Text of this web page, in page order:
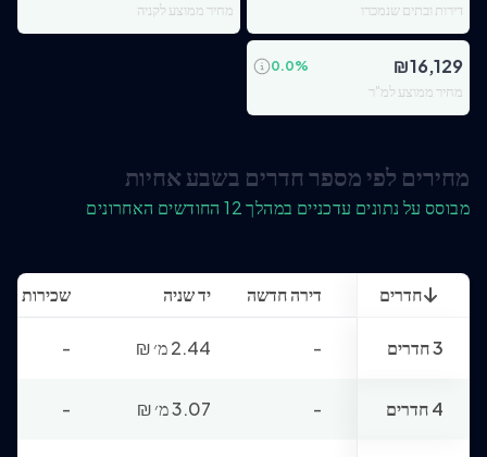
דירות ובתים שנמכרו מחיר ממוצע לקניה
₪16,129
0.0%
מחיר ממוצע למ"ר
מחירים לפי מספר חדרים בשבע אחיות
מבוסס על נתונים עדכניים במהלך 12 החודשים האחרונים
חדרים דירה חדשה יד שניה שכירות
3 חדרים - 2.44 מ׳ ₪
-
4 חדרים - 3.07 מ׳ ₪
-